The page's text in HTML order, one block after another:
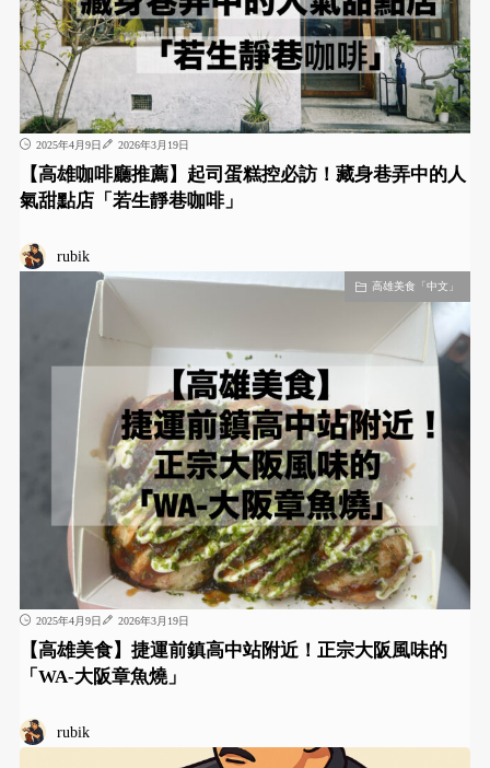
2025年4月9日 2026年3月19日
【高雄咖啡廳推薦】起司蛋糕控必訪！藏身巷弄中的人
氣甜點店「若生靜巷咖啡」
rubik
高雄美食「中文」
2025年4月9日 2026年3月19日
【高雄美食】捷運前鎮高中站附近！正宗大阪風味的
「WA-大阪章魚燒」
rubik